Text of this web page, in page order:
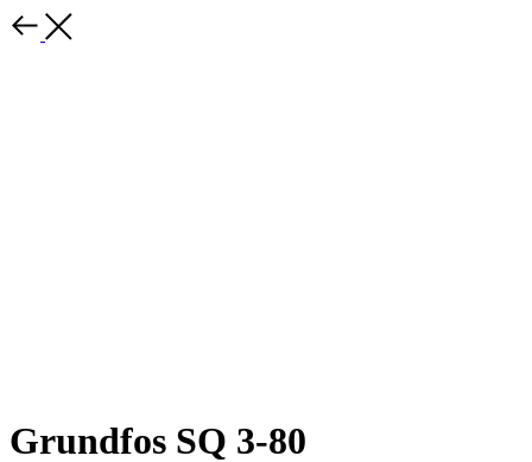
Grundfos SQ 3-80